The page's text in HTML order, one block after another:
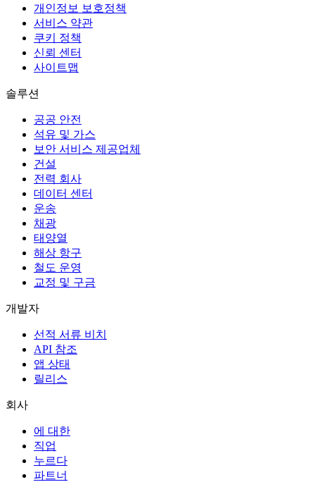
개인정보 보호정책
서비스 약관
쿠키 정책
신뢰 센터
사이트맵
솔루션
공공 안전
석유 및 가스
보안 서비스 제공업체
건설
전력 회사
데이터 센터
운송
채광
태양열
해상 항구
철도 운영
교정 및 구금
개발자
선적 서류 비치
API 참조
앱 상태
릴리스
회사
에 대한
직업
누르다
파트너